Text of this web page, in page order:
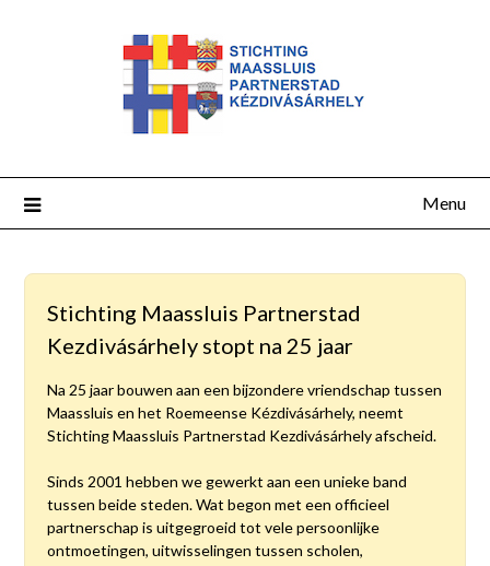
Menu
Stichting Maassluis Partnerstad
Kezdivásárhely stopt na 25 jaar
Na 25 jaar bouwen aan een bijzondere vriendschap tussen
Maassluis en het Roemeense Kézdivásárhely, neemt
Stichting Maassluis Partnerstad Kezdivásárhely afscheid.
Sinds 2001 hebben we gewerkt aan een unieke band
tussen beide steden. Wat begon met een officieel
partnerschap is uitgegroeid tot vele persoonlijke
ontmoetingen, uitwisselingen tussen scholen,